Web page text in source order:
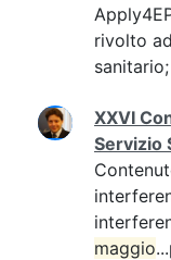
rivolto
sanitario;
XXVI
Servizio
maggio